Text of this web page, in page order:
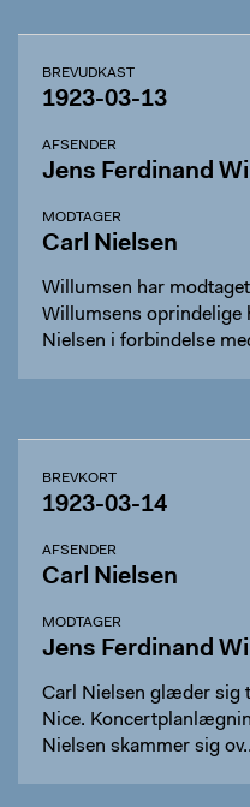
BREVUDKAST
1923-03-13
AFSENDER
Jens Ferdinand
MODTAGER
Carl Nielsen
Willumsen har
Willumsens oprindelige
Nielsen i forbindelse
BREVKORT
1923-03-14
AFSENDER
Carl Nielsen
MODTAGER
Jens Ferdinand
Carl Nielsen glæder sig
Nice.
Nielsen skammer sig